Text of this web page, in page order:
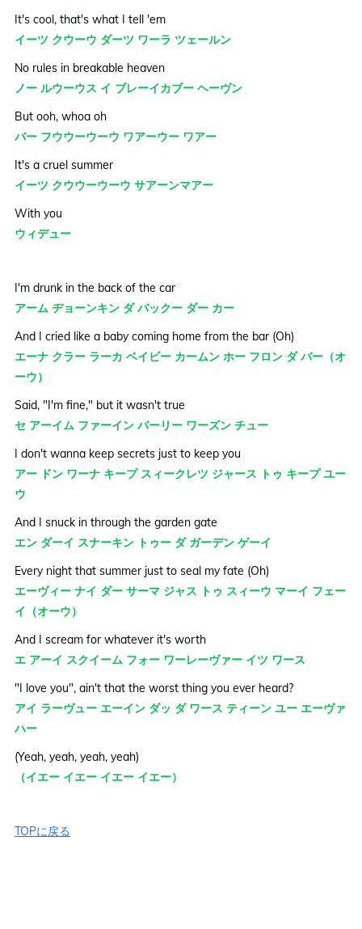
It's cool, that's what I tell 'em
イーツ クウーウ ダーツ ワーラ ツェールン
No rules in breakable heaven
ノー ルウーウス イ ブレーイカブー ヘーヴン
But ooh, whoa oh
バー フウウーウーウ ワアーウー ワアー
It's a cruel summer
イーツ クウウーウーウ サアーンマアー
With you
ウィデュー
I'm drunk in the back of the car
アーム ヂョーンキン ダ バックー ダー カー
And I cried like a baby coming home from the bar (Oh)
エーナ クラー ラーカ ベイビー カームン ホー フロン ダ バー（オ
ーウ）
Said, "I'm fine," but it wasn't true
セ アーイム ファーイン バーリー ワーズン チュー
I don't wanna keep secrets just to keep you
アー ドン ワーナ キープ スィークレツ ジャース トゥ キープ ユー
ウ
And I snuck in through the garden gate
エン ダーイ スナーキン トゥー ダ ガーデン ゲーイ
Every night that summer just to seal my fate (Oh)
エーヴィー ナイ ダー サーマ ジャス トゥ スィーウ マーイ フェー
イ（オーウ）
And I scream for whatever it's worth
エ アーイ スクイーム フォー ワーレーヴァー イツ ワース
"I love you", ain't that the worst thing you ever heard?
アイ ラーヴュー エーイン ダッ ダ ワース ティーン ユー エーヴァ
ハー
(Yeah, yeah, yeah, yeah)
（イエー イエー イエー イエー）
TOPに戻る